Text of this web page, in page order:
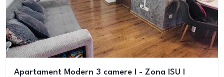
Apartament Modern 3 camere I - Zona ISU I